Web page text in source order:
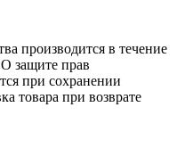
производится в течение
защите прав
при сохранении
товара при возврате